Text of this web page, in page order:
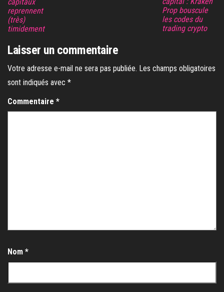
reprennent
(très)
timidement
Prop bouscule
les codes du
trading crypto
Laisser un commentaire
Votre adresse e-mail ne sera pas publiée. Les champs obligatoires
sont indiqués avec *
Commentaire *
Nom *